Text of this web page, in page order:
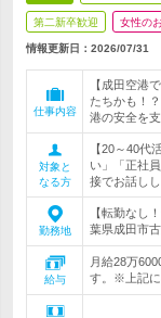
第二新卒歓迎 女性の
情報更新日：2026/07/31
仕事内容
【成田空港
たちかも！
港の安全を
対象と
なる方
【20～40代
い」「正社
接でお話し
勤務地
【転勤なし
葉県成田市
給与
月給28万
す。※上記に